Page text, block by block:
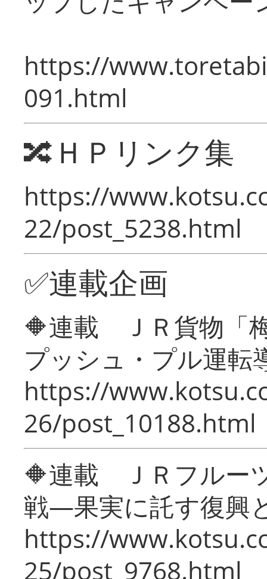
https://
091.html
🔀ＨＰリンク集
https://
22/post_5238.html
✅連載企画
🔶連載 ＪＲ貨物「
プッシュ・プル運転
https://
26/post_10188.html
🔶連載 ＪＲフルー
戦―果実に託す復興
https://
25/post_9768.html